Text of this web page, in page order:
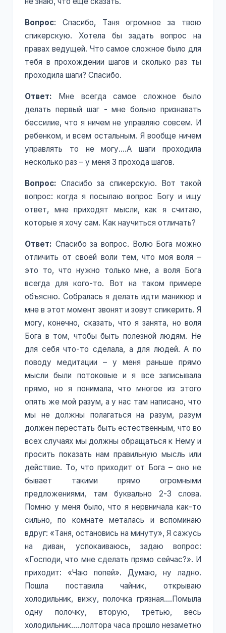
Вопрос: Спасибо, Таня огромное за твою
спикерскую. Хотела бы задать вопрос на
правах ведущей. Что самое сложное было для
тебя в прохождении шагов и сколько раз ты
проходила шаги? Спасибо.
Ответ: Мне всегда самое сложное было
делать первый шаг - мне больно признавать
бессилие, что я ничем не управляю совсем. И
ребенком, и всем остальным. Я вообще ничем
управлять то не могу….А шаги проходила
несколько раз – у меня 3 прохода шагов.
Вопрос:Спасибо за спикерскую. Вот такой
вопрос: когда я посылаю вопрос Богу и ищу
ответ, мне приходят мысли, как я считаю,
которые я хочу сам. Как научиться отличать?
Ответ: Спасибо за вопрос. Волю Бога можно
отличить от своей воли тем, что моя воля –
это то, что нужно только мне, а воля Бога
всегда для кого-то. Вот на таком примере
объясню. Собралась я делать идти маникюр и
мне в этот момент звонят и зовут спикерить. Я
могу, конечно, сказать, что я занята, но воля
Бога в том, чтобы быть полезной людям. Не
для себя что-то сделала, а для людей. А по
поводу медитации – у меня раньше прямо
мысли были потоковые и я все записывала
прямо, но я понимала, что многое из этого
опять же мой разум, а у нас там написано, что
мы не должны полагаться на разум, разум
должен перестать быть естественным, что во
всех случаях мы должны обращаться к Нему и
просить показать нам правильную мысль или
действие. То, что приходит от Бога – оно не
бывает такими прямо огромными
предложениями, там буквально 2-3 слова.
Помню у меня было, что я нервничала как-то
сильно, по комнате металась и вспоминаю
вдруг: «Таня, остановись на минуту», Я сажусь
на диван, успокаиваюсь, задаю вопрос:
«Господи, что мне сделать прямо сейчас?». И
приходит: «Чаю попей». Думаю, ну ладно.
Пошла поставила чайник, открываю
холодильник, вижу, полочка грязная….Помыла
одну полочку, вторую, третью, весь
холодильник…..полтора часа прошло незаметно